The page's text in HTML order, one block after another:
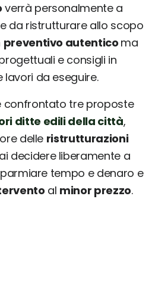
verrà personalmente a
da ristrutturare allo scopo
preventivo autentico ma
e consigli in
lavori da eseguire.
confrontato tre proposte
ditte edili della città,
delle ristrutturazioni
decidere liberamente a
tempo e denaro e
al minor prezzo.